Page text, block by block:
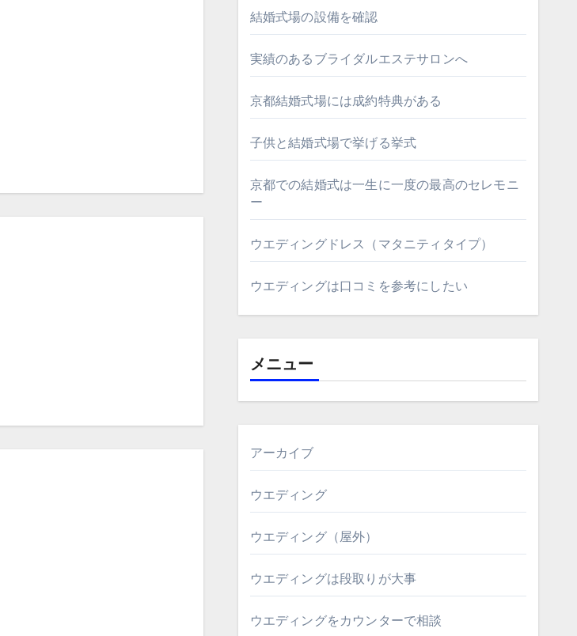
結婚式場の設備を確認
実績のあるブライダルエステサロンへ
京都結婚式場には成約特典がある
子供と結婚式場で挙げる挙式
京都での結婚式は一生に一度の最高のセレモニ
ー
ウエディングドレス（マタニティタイプ）
ウエディングは口コミを参考にしたい
メニュー
アーカイブ
ウエディング
ウエディング（屋外）
ウエディングは段取りが大事
ウエディングをカウンターで相談